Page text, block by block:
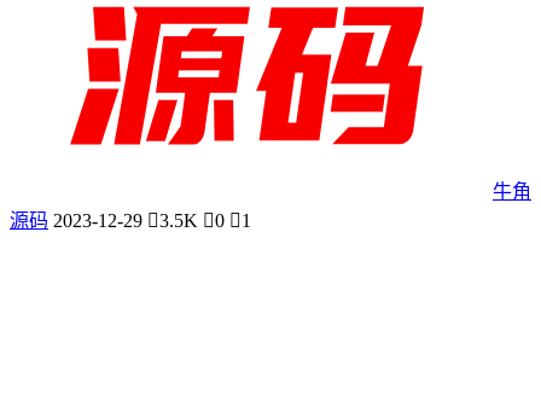
牛角
源码 2023-12-29 3.5K 0 1